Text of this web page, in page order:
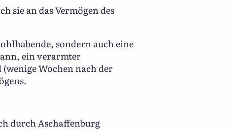
sie an das Vermögen des
sondern auch eine
ein verarmter
Wochen nach der
durch Aschaffenburg